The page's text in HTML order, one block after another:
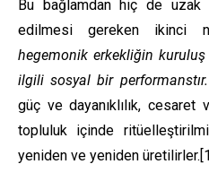
Bu bağlamdan hiç de
edilmesi gereken ikinci
hegemonik erkekliğin
ilgili sosyal bir performanstır.
güç ve dayanıklılık,
topluluk içinde
yeniden ve yeniden üretilirler.